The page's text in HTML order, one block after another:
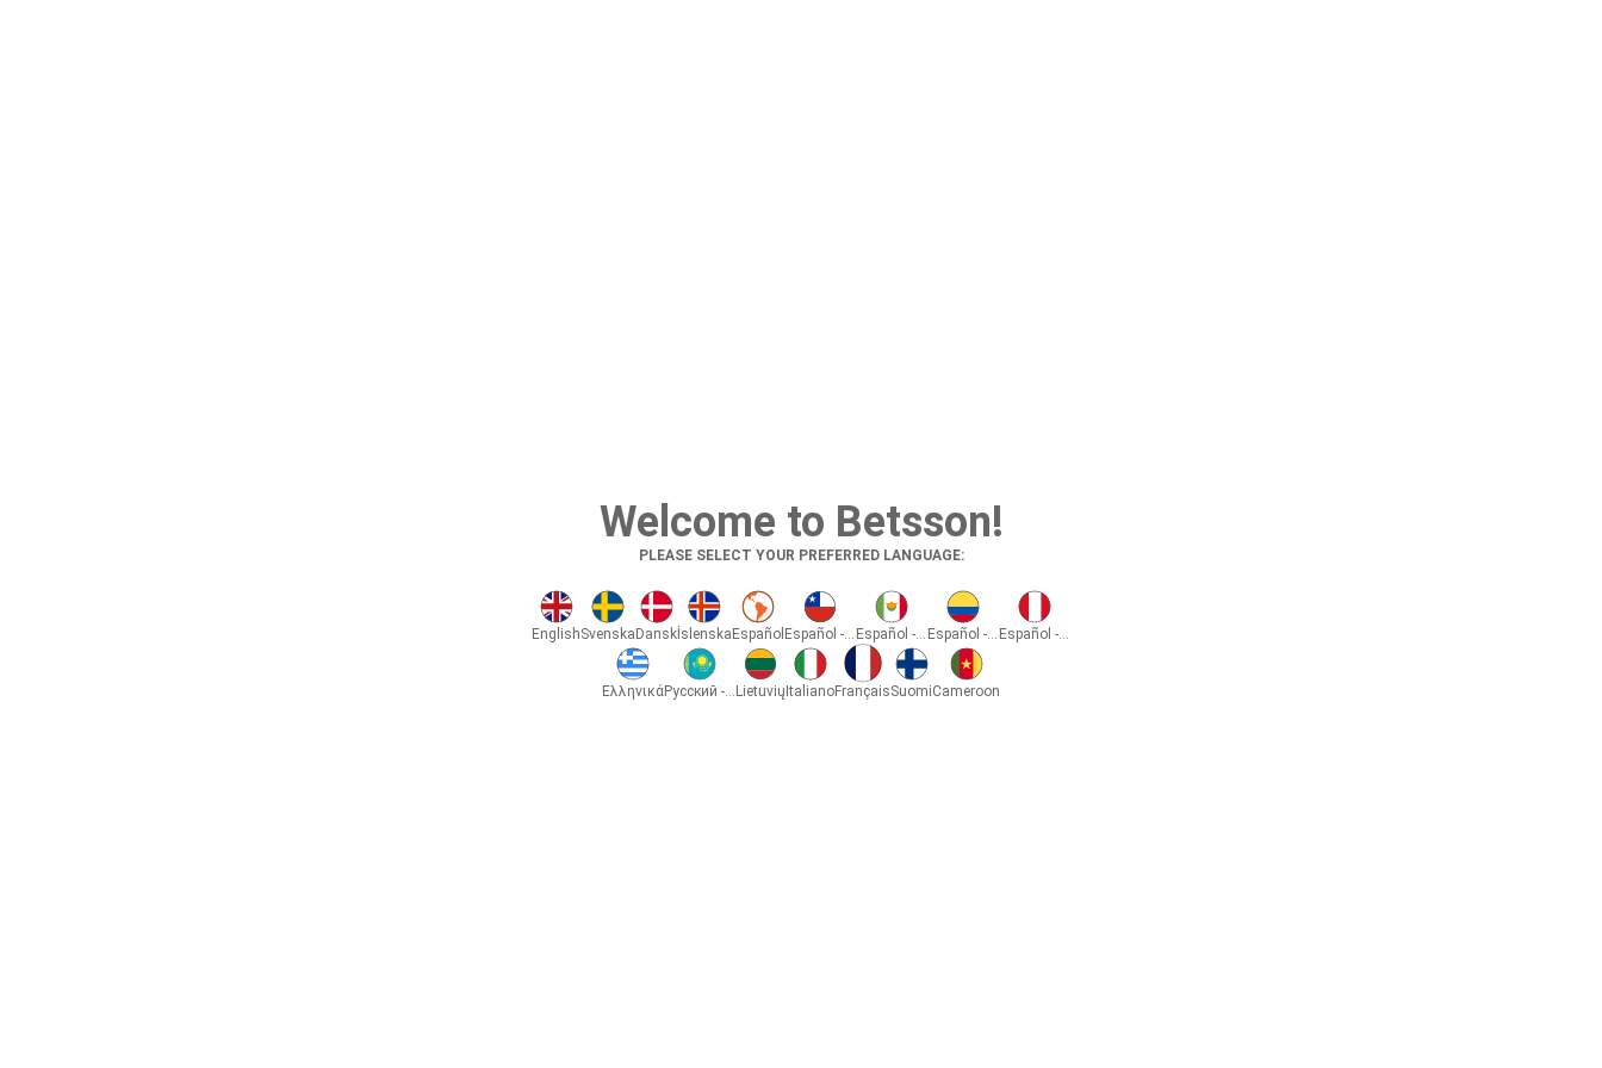
Welcome to Betsson!
PLEASE SELECT YOUR PREFERRED LANGUAGE:
EnglishSvenska Dansk Íslenska Español Español - Chile Español - México Español - Colombia Español - Perú
Ελληνικά LietuviųItalianoFrançaisSuomiCameroon